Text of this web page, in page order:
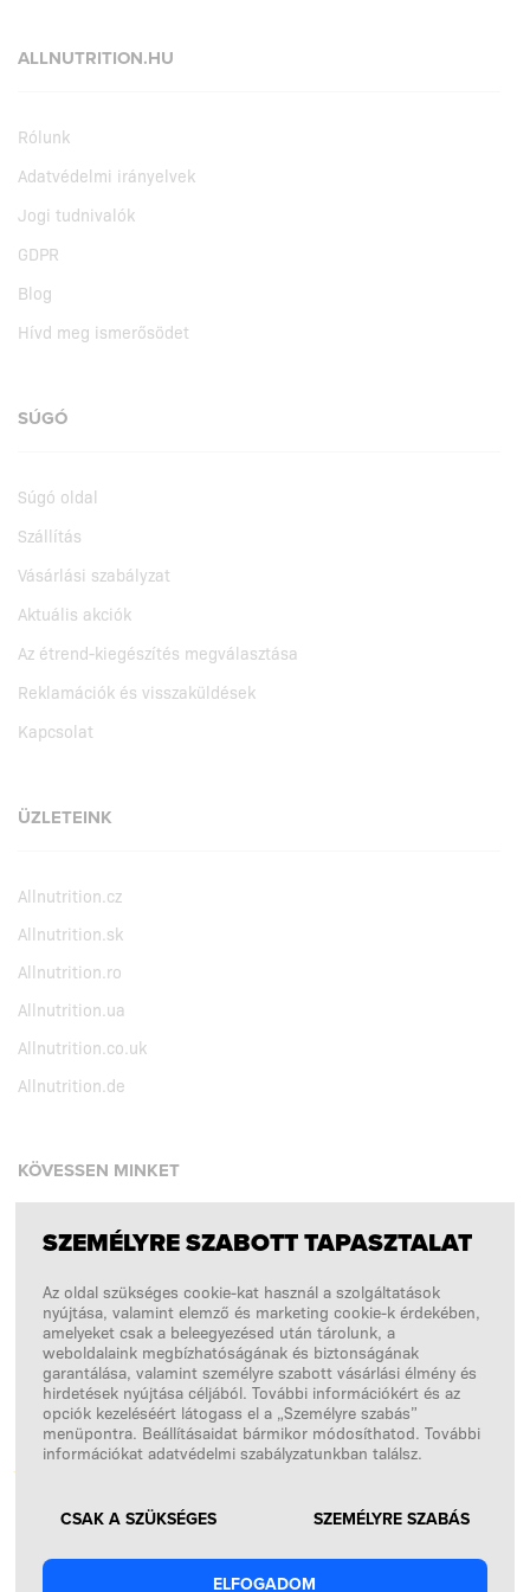
ALLNUTRITION.HU
Rólunk
Adatvédelmi irányelvek
Jogi tudnivalók
GDPR
Blog
Hívd meg ismerősödet
SÚGÓ
Súgó oldal
Szállítás
Vásárlási szabályzat
Aktuális akciók
Az étrend-kiegészítés megválasztása
Reklamációk és visszaküldések
Kapcsolat
ÜZLETEINK
Allnutrition.cz
Allnutrition.sk
Allnutrition.ro
Allnutrition.ua
Allnutrition.co.uk
Allnutrition.de
KÖVESSEN MINKET
Facebook
Instagram
Copyright © 2026SFD S. A.
A FIZETÉSEKET FELDOLGOZZA
SZEMÉLYRE SZABOTT TAPASZTALAT
Az oldal szükséges cookie-kat használ a szolgáltatások
nyújtása, valamint elemző és marketing cookie-k érdekében,
amelyeket csak a beleegyezésed után tárolunk, a
weboldalaink megbízhatóságának és biztonságának
garantálása, valamint személyre szabott vásárlási élmény és
hirdetések nyújtása céljából. További információkért és az
opciók kezeléséért látogass el a „Személyre szabás”
menüpontra. Beállításaidat bármikor módosíthatod. További
információkat adatvédelmi szabályzatunkban találsz.
CSAK A SZÜKSÉGES SZEMÉLYRE SZABÁS
ELFOGADOM